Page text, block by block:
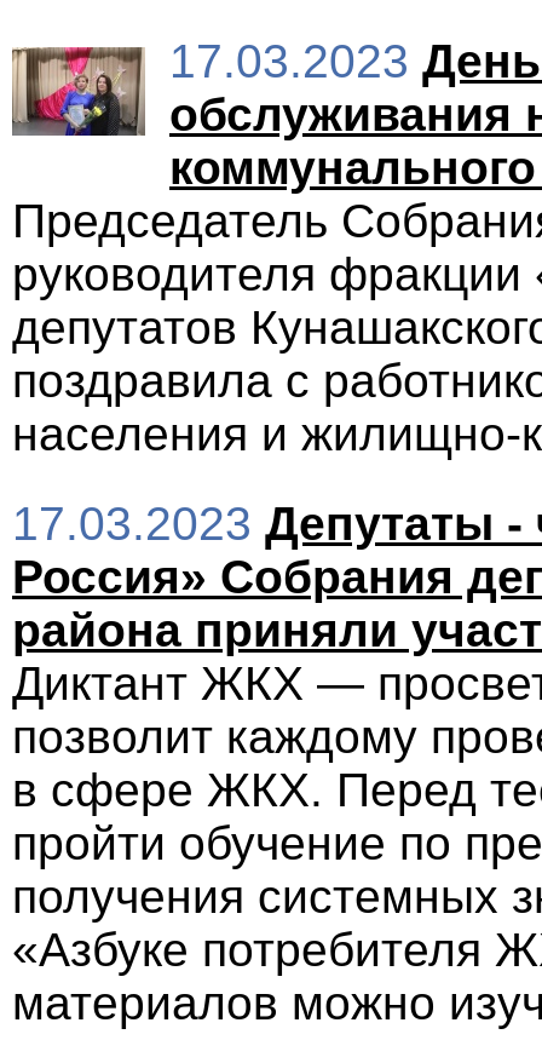
17.03.2023
обслуживания
Председатель
руководителя
депутатов
поздравила с
населения и жилищно-
17.03.2023 Депутаты
Россия» Собрания
района приняли
Диктант ЖКХ —
позволит каждому
в сфере ЖКХ. Перед
пройти обучение по
получения системных
«Азбуке
материалов можно